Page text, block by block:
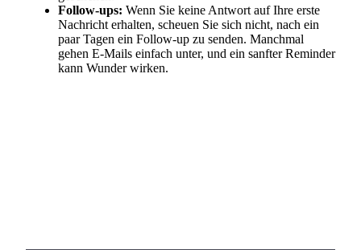
Follow-ups: Wenn Sie keine Antwort auf Ihre erste
Nachricht erhalten, scheuen Sie sich nicht, nach ein
paar Tagen ein Follow-up zu senden. Manchmal
gehen E-Mails einfach unter, und ein sanfter Reminder
kann Wunder wirken.